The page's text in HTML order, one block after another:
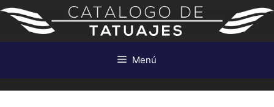
Saltar
contenido
Menú